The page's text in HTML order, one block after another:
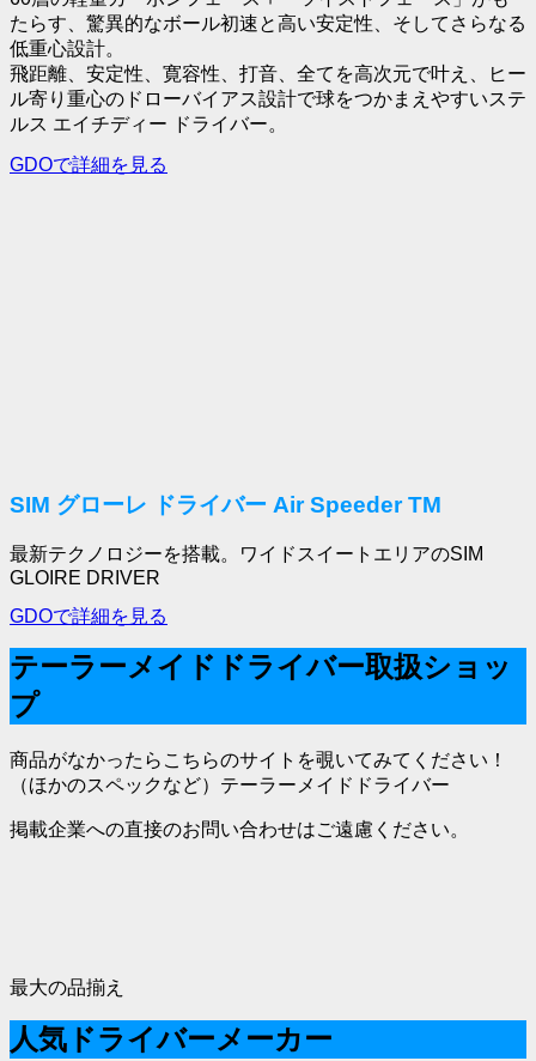
たらす、驚異的なボール初速と高い安定性、そしてさらなる
低重心設計。
飛距離、安定性、寛容性、打音、全てを高次元で叶え、ヒー
ル寄り重心のドローバイアス設計で球をつかまえやすいステ
ルス エイチディー ドライバー。
GDOで詳細を見る
SIM グローレ ドライバー Air Speeder TM
最新テクノロジーを搭載。ワイドスイートエリアのSIM
GLOIRE DRIVER
GDOで詳細を見る
テーラーメイドドライバー取扱ショッ
プ
商品がなかったらこちらのサイトを覗いてみてください！
（ほかのスペックなど）テーラーメイドドライバー
掲載企業への直接のお問い合わせはご遠慮ください。
最大の品揃え
人気ドライバーメーカー